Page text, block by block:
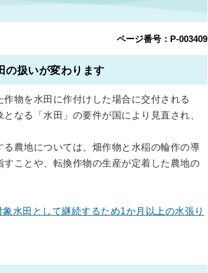
ページ番号：P-003409
の扱いが変わります
物を水田に作付けした場合に交付される
なる「水田」の要件が国により見直され、
農地については、畑作物と水稲の輪作の導
ことや、転換作物の生産が定着した農地の
水田として継続するため1か月以上の水張り